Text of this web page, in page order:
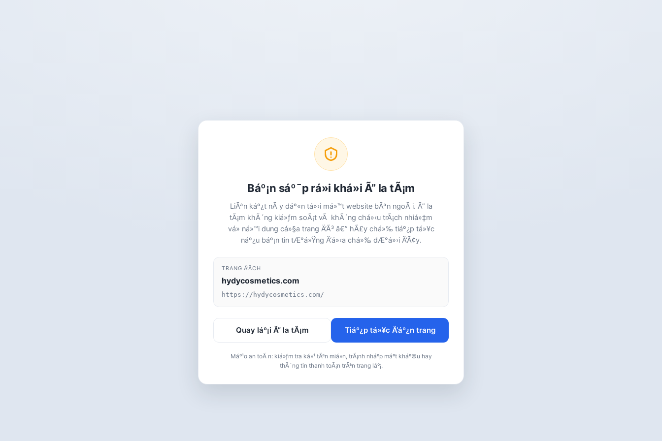
Báº¡n sáº¯p rá»i khá»i Ã” la tÃ¡m
LiÃªn káº¿t nÃ y dáº«n tá»›i má»™t website bÃªn ngoÃ i. Ã” la
tÃ¡m khÃ´ng kiá»ƒm soÃ¡t vÃ khÃ´ng chá»‹u trÃ¡ch nhiá»‡m
vá» ná»™i dung cá»§a trang Ä‘Ã³ â€” hÃ£y chá»‰ tiáº¿p tá»¥c
náº¿u báº¡n tin tÆ°á»Ÿng Ä‘á»‹a chá»‰ dÆ°á»›i Ä‘Ã¢y.
TRANG Ä‘Ã­CH
hydycosmetics.com
https://hydycosmetics.com/
Quay láº¡i Ã” la tÃ¡m Tiáº¿p tá»¥c Ä‘áº¿n trang
Máº¹o an toÃ n: kiá»ƒm tra ká»¹ tÃªn miá»n, trÃ¡nh nháº­p máº­t kháº©u hay
thÃ´ng tin thanh toÃ¡n trÃªn trang láº¡.